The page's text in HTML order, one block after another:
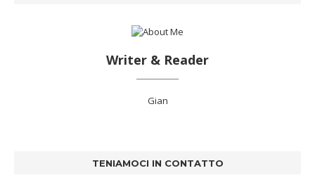
Writer & Reader
Gian
TENIAMOCI IN CONTATTO